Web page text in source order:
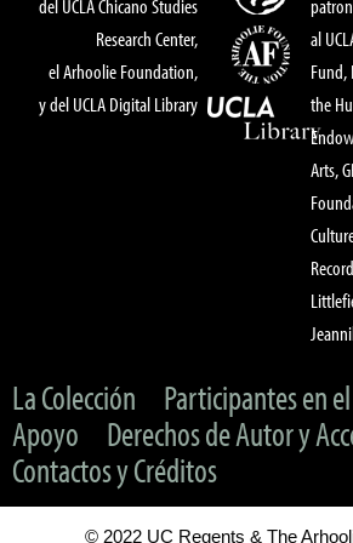
Research Center,
el Arhoolie Foundation,
y del UCLA Digital Library
al
the
Arts,
La Colección
Participantes en
Apoyo
Derechos de Autor y
Contactos y Créditos
© 2022 UC Regents & The